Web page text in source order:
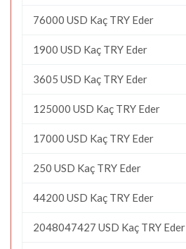
76000 USD Kaç TRY Eder
1900 USD Kaç TRY Eder
3605 USD Kaç TRY Eder
125000 USD Kaç TRY Eder
17000 USD Kaç TRY Eder
250 USD Kaç TRY Eder
44200 USD Kaç TRY Eder
2048047427 USD Kaç TRY Eder